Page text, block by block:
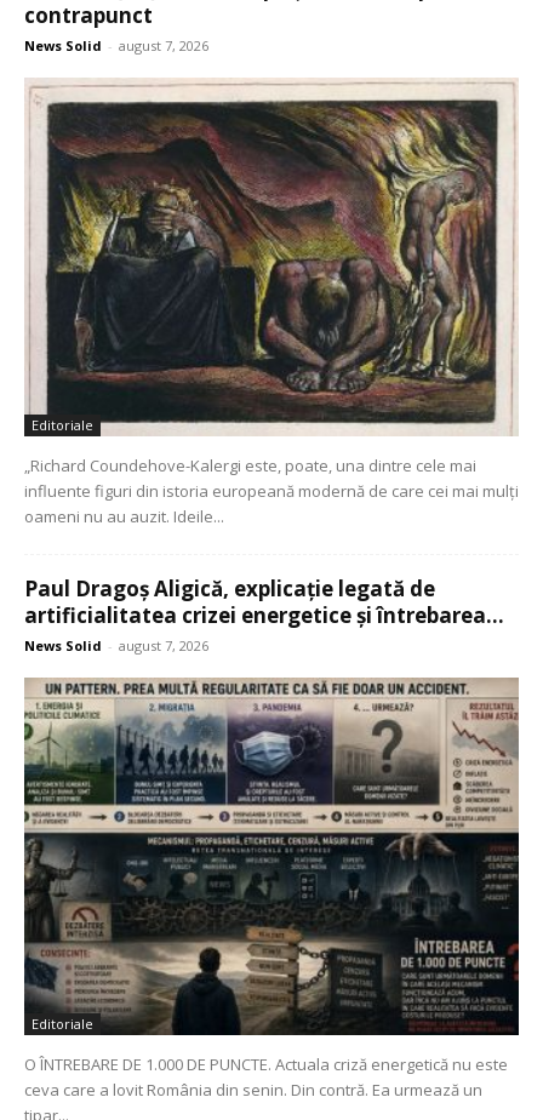
contrapunct
News Solid - august 7, 2026
Editoriale
„Richard Coundehove-Kalergi este, poate, una dintre cele mai
influente figuri din istoria europeană modernă de care cei mai mulți
oameni nu au auzit. Ideile...
Paul Dragoș Aligică, explicație legată de
artificialitatea crizei energetice și întrebarea...
News Solid - august 7, 2026
Editoriale
O ÎNTREBARE DE 1.000 DE PUNCTE. Actuala criză energetică nu este
ceva care a lovit România din senin. Din contră. Ea urmează un